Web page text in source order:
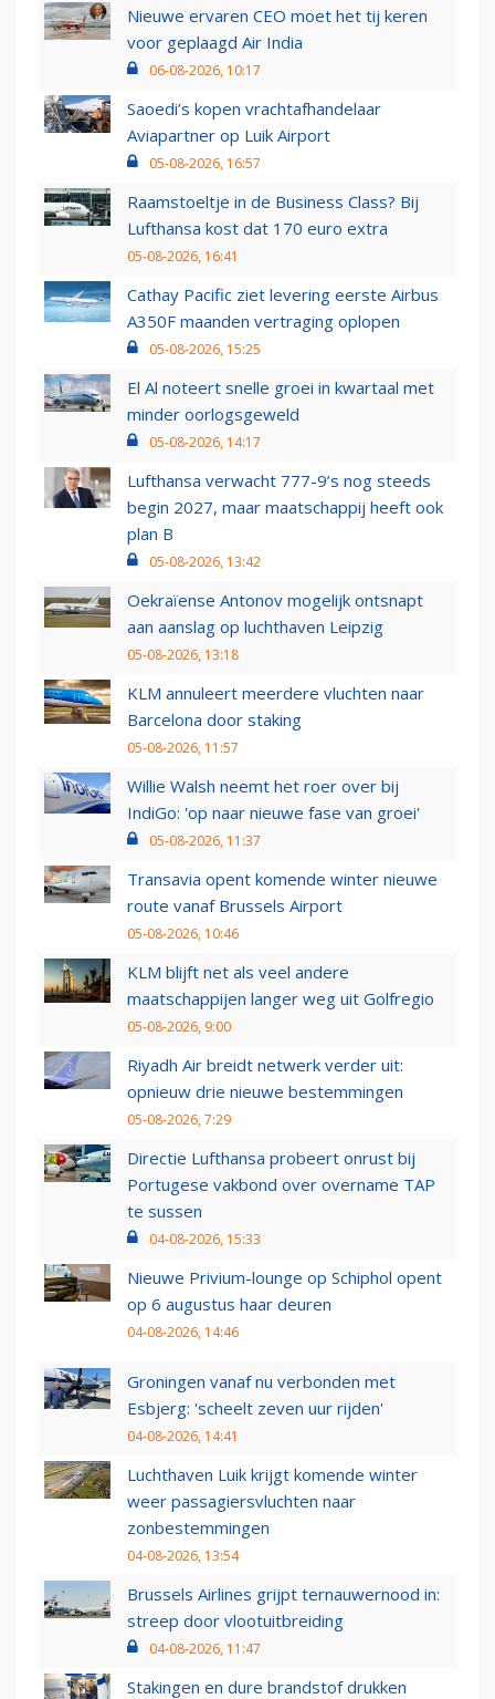
Nieuwe ervaren CEO moet het tij keren
voor geplaagd Air India
06-08-2026, 10:17
Saoedi’s kopen vrachtafhandelaar
Aviapartner op Luik Airport
05-08-2026, 16:57
Raamstoeltje in de Business Class? Bij
Lufthansa kost dat 170 euro extra
05-08-2026, 16:41
Cathay Pacific ziet levering eerste Airbus
A350F maanden vertraging oplopen
05-08-2026, 15:25
El Al noteert snelle groei in kwartaal met
minder oorlogsgeweld
05-08-2026, 14:17
Lufthansa verwacht 777-9’s nog steeds
begin 2027, maar maatschappij heeft ook
plan B
05-08-2026, 13:42
Oekraïense Antonov mogelijk ontsnapt
aan aanslag op luchthaven Leipzig
05-08-2026, 13:18
KLM annuleert meerdere vluchten naar
Barcelona door staking
05-08-2026, 11:57
Willie Walsh neemt het roer over bij
IndiGo: 'op naar nieuwe fase van groei'
05-08-2026, 11:37
Transavia opent komende winter nieuwe
route vanaf Brussels Airport
05-08-2026, 10:46
KLM blijft net als veel andere
maatschappijen langer weg uit Golfregio
05-08-2026, 9:00
Riyadh Air breidt netwerk verder uit:
opnieuw drie nieuwe bestemmingen
05-08-2026, 7:29
Directie Lufthansa probeert onrust bij
Portugese vakbond over overname TAP
te sussen
04-08-2026, 15:33
Nieuwe Privium-lounge op Schiphol opent
op 6 augustus haar deuren
04-08-2026, 14:46
Groningen vanaf nu verbonden met
Esbjerg: 'scheelt zeven uur rijden'
04-08-2026, 14:41
Luchthaven Luik krijgt komende winter
weer passagiersvluchten naar
zonbestemmingen
04-08-2026, 13:54
Brussels Airlines grijpt ternauwernood in:
streep door vlootuitbreiding
04-08-2026, 11:47
Stakingen en dure brandstof drukken